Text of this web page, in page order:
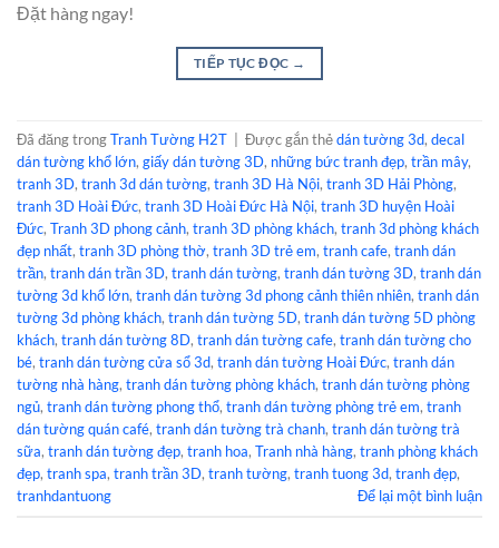
Đặt hàng ngay!
TIẾP TỤC ĐỌC →
Đã đăng trongTranh Tường H2T Được gắn thẻdán tường 3d, decal
dán tường khổ lớn, giấy dán tường 3D, những bức tranh đẹp, trần mây,
tranh 3D, tranh 3d dán tường, tranh 3D Hà Nội, tranh 3D Hải Phòng,
tranh 3D Hoài Đức, tranh 3D Hoài Đức Hà Nội, tranh 3D huyện Hoài
Đức, Tranh 3D phong cảnh, tranh 3D phòng khách, tranh 3d phòng khách
đẹp nhất, tranh 3D phòng thờ, tranh 3D trẻ em, tranh cafe, tranh dán
trần, tranh dán trần 3D, tranh dán tường, tranh dán tường 3D, tranh dán
tường 3d khổ lớn, tranh dán tường 3d phong cảnh thiên nhiên, tranh dán
tường 3d phòng khách, tranh dán tường 5D, tranh dán tường 5D phòng
khách, tranh dán tường 8D, tranh dán tường cafe, tranh dán tường cho
bé, tranh dán tường cửa sổ 3d, tranh dán tường Hoài Đức, tranh dán
tường nhà hàng, tranh dán tường phòng khách, tranh dán tường phòng
ngủ, tranh dán tường phong thổ, tranh dán tường phòng trẻ em, tranh
dán tường quán café, tranh dán tường trà chanh, tranh dán tường trà
sữa, tranh dán tường đẹp, tranh hoa, Tranh nhà hàng, tranh phòng khách
đẹp, tranh spa, tranh trần 3D, tranh tường, tranh tuong 3d, tranh đẹp,
tranhdantuong
Để lại một bình luận